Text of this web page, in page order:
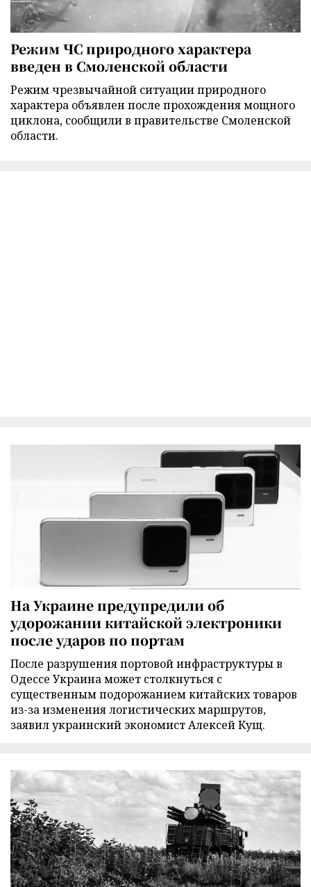
Режим ЧС природного характера
введен в Смоленской области
Режим чрезвычайной ситуации природного
характера объявлен после прохождения мощного
циклона, сообщили в правительстве Смоленской
области.
На Украине предупредили об
удорожании китайской электроники
после ударов по портам
После разрушения портовой инфраструктуры в
Одессе Украина может столкнуться с
существенным подорожанием китайских товаров
из-за изменения логистических маршрутов,
заявил украинский экономист Алексей Кущ.